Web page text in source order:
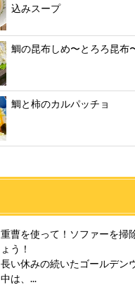
込みスープ
鯛の昆布しめ〜とろろ昆布
鯛と柿のカルパッチョ
重曹を使って！ソファーを掃
ょう！
長い休みの続いたゴールデン
中は、...